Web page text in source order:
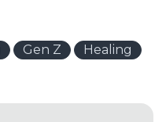
Gen Z
Healing